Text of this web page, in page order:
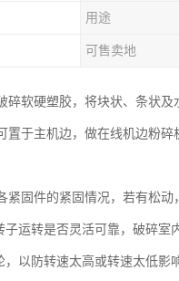
用途
可售卖地
软硬塑胶，将块状、条状
于主机边，做在线机边粉碎
紧固件的紧固情况，若有松
运转是否灵活可靠，破碎
以防转速太高或转速太低